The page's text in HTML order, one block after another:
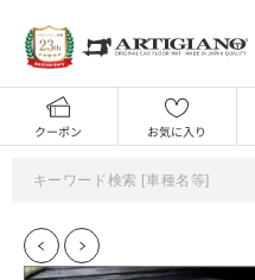
クーポン お気に入り